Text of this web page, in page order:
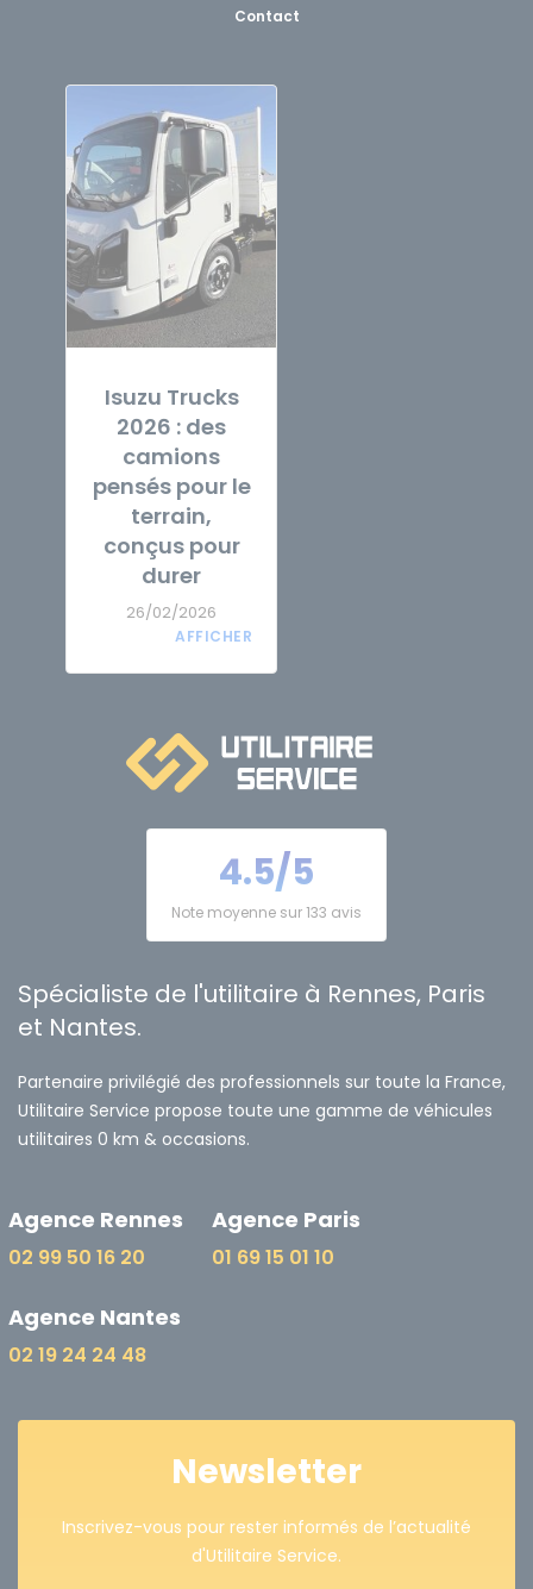
Contact
Isuzu Trucks
2026 : des
camions
pensés pour le
terrain,
conçus pour
durer
26/02/2026
4.5/5
Note moyenne sur 133 avis
Spécialiste de l'utilitaire à Rennes, Paris
et Nantes.
Partenaire privilégié des professionnels sur toute la France,
Utilitaire Service propose toute une gamme de véhicules
utilitaires 0 km & occasions.
Agence Rennes
02 99 50 16 20
Agence Paris
01 69 15 01 10
Agence Nantes
02 19 24 24 48
Newsletter
Inscrivez-vous pour rester informés de l’actualité
d'Utilitaire Service.